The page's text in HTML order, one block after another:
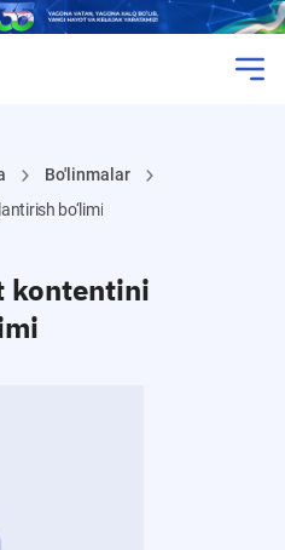
Bo'linmalar
bo‘limi
kontentini